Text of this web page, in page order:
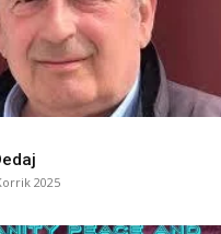
2025